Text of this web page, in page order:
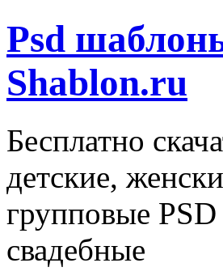
Psd
Shablon.ru
Бесплатно
детские,
групповые
свадебные